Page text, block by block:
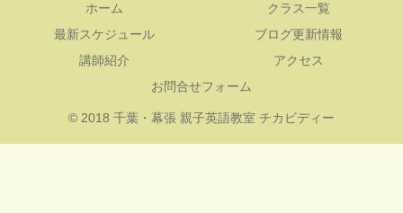
ホーム
クラス一覧
最新スケジュール
ブログ更新情報
講師紹介
アクセス
お問合せフォーム
© 2018 千葉・幕張 親子英語教室 チカビディー